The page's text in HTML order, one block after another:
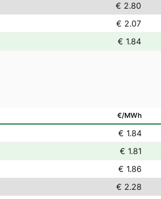
€ 2.80
€ 2.07
€ 1.84
€/MWh
€ 1.84
€ 1.81
€ 1.86
€ 2.28